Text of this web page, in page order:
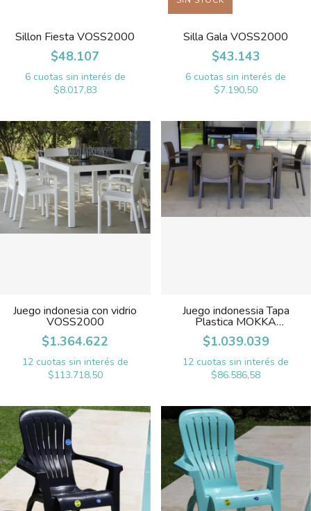
Sillon Fiesta VOSS2000
$48.107
6 cuotas sin interés de
$8.017,83
Silla Gala VOSS2000
$43.143
6 cuotas sin interés de
$7.190,50
Juego indonesia con vidrio
VOSS2000
$1.364.622
12 cuotas sin interés de
$113.718,50
Juego indonessia Tapa
Plastica MOKKA
VOSS2000
$1.039.039
12 cuotas sin interés de
$86.586,58